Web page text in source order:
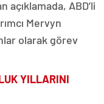
ABD’li
Mervyn
olarak görev
YILLARINI